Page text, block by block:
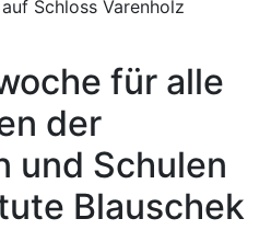
78.
Osterlauf“
für alle
der
und Schulen
Blauschek